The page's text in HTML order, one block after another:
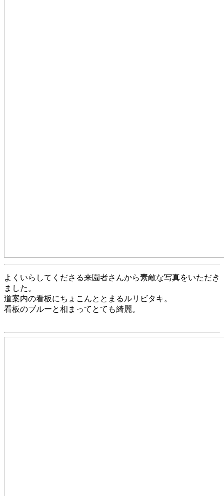
よくいらしてくださる来園者さんから素敵な写真をいただき
ました。
道案内の看板にちょこんととまるルリビタキ。
看板のブルーと相まってとても綺麗。